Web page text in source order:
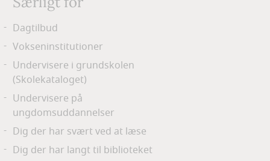
Dagtilbud
Vokseninstitutioner
Undervisere i grundskolen
(Skolekataloget)
Undervisere på
ungdomsuddannelser
Dig der har svært ved at læse
Dig der har langt til biblioteket